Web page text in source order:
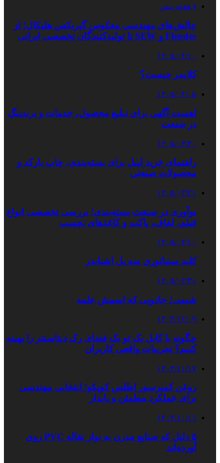
4 هفته پیش
چالش‌های مهندسی معکوس گیربکس هلیکال؛ از
Flender و SEW تا تولیدکنندگان تخصصی ایرانی
۱۴۰۵/۰۴/۱۰
کلایمر چیست؟
۱۴۰۵/۰۴/۰۵
اهمیت آگهی برای تبلیغ محصول، خدمات و برندینگ
در صنعت
۱۴۰۵/۰۳/۳۰
راهنمای خرید لیبل برای بسته‌بندی، چاپ بارکد و
محصولات صنعتی
۱۴۰۵/۰۳/۲۱
نوآوری در صنعت بسته‌بندی؛ بررسی تخصصی انواع
فیلم، لفاف، پاکت و کاغذهای نچسب
۱۴۰۵/۰۳/۱۰
کلید مینیاتوری سه پل اشنایدر
۱۴۰۵/۰۲/۳۱
شیمی؛ جادویی که اسمش علمه
۱۴۰۳/۱۲/۰۹
چگونه با کابل بک تو بک فضای رک دیتاسنتر را بهینه
کنیم؟ تجربیات واقعی کاربران
۱۴۰۳/۱۱/۱۷
روغن کمپرسور اطلس کوپکو؛ انتخابی مهندسی
برای عملکرد مطمئن و پایدار
۱۴۰۳/۱۰/۱۱
۵ دلیل که صنایع مدرن به نوار نقاله PVC روی
آورده‌اند